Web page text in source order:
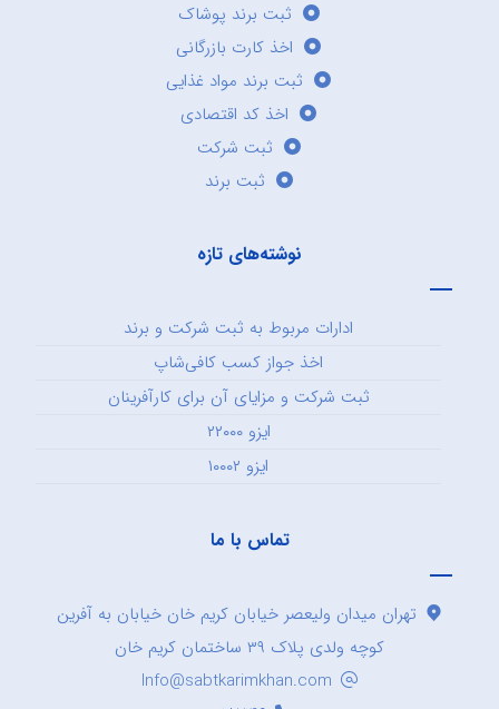
ثبت برند پوشاک
اخذ کارت بازرگانی
ثبت برند مواد غذایی
اخذ کد اقتصادی
ثبت شرکت
ثبت برند
نوشته‌های تازه
ادارات مربوط به ثبت شرکت و برند
اخذ جواز کسب کافی‌شاپ
ثبت شرکت و مزایای آن برای کارآفرینان
ایزو ۲۲۰۰۰
ایزو ۱۰۰۰۲
تماس با ما
تهران میدان ولیعصر خیابان کریم خان خیابان به آفرین
کوچه ولدی پلاک ۳۹ ساختمان کریم خان
Info@sabtkarimkhan.com